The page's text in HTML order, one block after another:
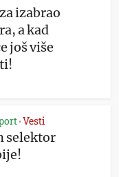
izabrao
a kad
još više
•Vesti
selektor